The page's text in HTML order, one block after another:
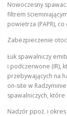
Nowoczesny
filtrem
powietrza (PAPR),
Zabezpieczenie
Łuk spawalniczy
i podczerwone (IR),
przebywających na
on-site w
spawalniczych,
Nadzór ppoż. i